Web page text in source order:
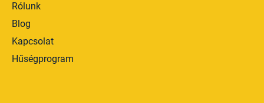
Rólunk
Blog
Kapcsolat
Hűségprogram